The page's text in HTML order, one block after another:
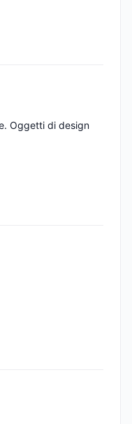
Oggetti di design